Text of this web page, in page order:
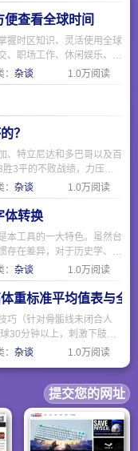
查看全球时间
握时区知识、灵活使用全球
、职场工作、休闲娱乐、日
的代价很大，特别是看国
小时，而且同一个美国还
：杂谈 1.0万阅读
？
、特立尼达和多巴哥以及百
3平的不败战绩，力压牙
票。
：杂谈 1.0万阅读
体转换
本工具的一大特色。虽然台
存在差异，对于历史学、文
史料、古籍文献都是繁体
体进行初步阅读和检索。
：杂谈 1.0万阅读
重标准平均值表与全
巧（针对骨骺线未闭合人
30分钟以上，刺激下肢骨
或体前屈，缓解脊柱压
：杂谈 1.0万阅读
提交您的网址